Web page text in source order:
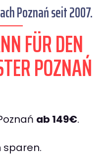
Poznań seit 2007.
FÜR DEN
POZNAŃ
ab 149€.
sparen.